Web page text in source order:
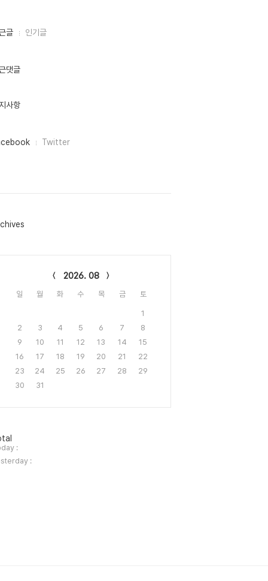
글 인기글
댓글
사항
Twitter
2026. 08
일 월 화 수 목 금 토
1
2
3 4 5 6 7
8
9
10 11 12 13 14
15
16
17 18 19 20 21
22
23
24 25 26 27 28
29
30
31
:
: